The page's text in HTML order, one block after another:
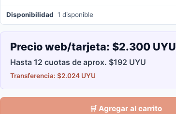
Disponibilidad 1 disponible
Precio web/tarjeta: $2.300 UYU
Hasta 12 cuotas de aprox. $192 UYU
Transferencia: $2.024 UYU
🛒 Agregar al carrito